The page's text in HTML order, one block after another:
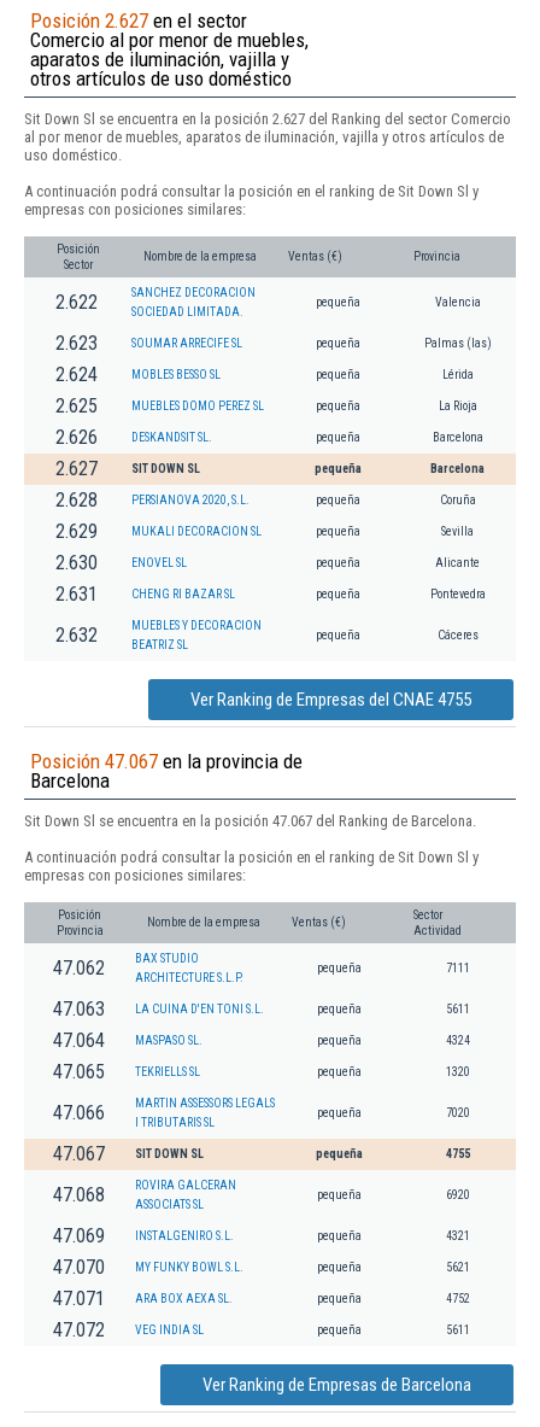
Posición 2.627 en el sector
Comercio al por menor de muebles,
aparatos de iluminación, vajilla y
otros artículos de uso doméstico
Sit Down Sl se encuentra en la posición 2.627 del Ranking del sector Comercio
al por menor de muebles, aparatos de iluminación, vajilla y otros artículos de
uso doméstico.
A continuación podrá consultar la posición en el ranking de Sit Down Sl y
empresas con posiciones similares:
Posición
Sector
Nombre de la empresa Ventas (€) Provincia
2.622
SANCHEZ DECORACION
SOCIEDAD LIMITADA.
pequeña Valencia
2.623 SOUMAR ARRECIFE SL pequeña Palmas (las)
2.624 MOBLES BESSO SL pequeña Lérida
2.625 MUEBLES DOMO PEREZ SL pequeña La Rioja
2.626 DESKANDSIT SL. pequeña Barcelona
2.627 SIT DOWN SL pequeña Barcelona
2.628 PERSIANOVA 2020, S.L. pequeña Coruña
2.629 MUKALI DECORACION SL pequeña Sevilla
2.630 ENOVEL SL pequeña Alicante
2.631 CHENG RI BAZAR SL pequeña Pontevedra
2.632
MUEBLES Y DECORACION
BEATRIZ SL
pequeña Cáceres
Ver Ranking de Empresas del CNAE 4755
Posición 47.067 en la provincia de
Barcelona
Sit Down Sl se encuentra en la posición 47.067 del Ranking de Barcelona.
A continuación podrá consultar la posición en el ranking de Sit Down Sl y
empresas con posiciones similares:
Posición
Provincia
Nombre de la empresa Ventas (€)
Sector
Actividad
47.062
BAX STUDIO
ARCHITECTURE S.L.P.
pequeña 7111
47.063 LA CUINA D'EN TONI S.L. pequeña 5611
47.064 MASPASO SL. pequeña 4324
47.065 TEKRIELLS SL pequeña 1320
47.066
MARTIN ASSESSORS LEGALS
I TRIBUTARIS SL
pequeña 7020
47.067 SIT DOWN SL pequeña 4755
47.068
ROVIRA GALCERAN
ASSOCIATS SL
pequeña 6920
47.069 INSTALGENIRO S.L. pequeña 4321
47.070 MY FUNKY BOWL S.L. pequeña 5621
47.071 ARA BOX AEXA SL. pequeña 4752
47.072 VEG INDIA SL pequeña 5611
Ver Ranking de Empresas de Barcelona